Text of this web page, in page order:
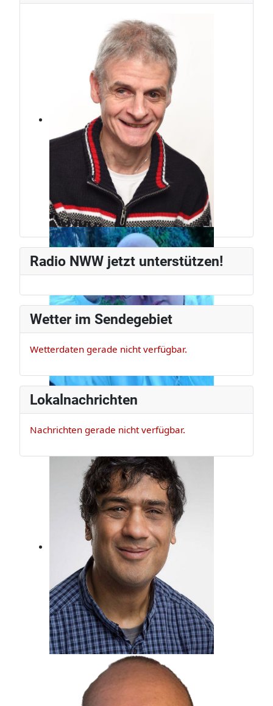
Jürg Weber
Radiomann, schon seit den frühen
80ern.
Er ist Musikexperte und Bassist, der
darf das!
Kindertraum erfüllt, Beim Radio
gelandet.
Radio NWW jetzt unterstützen!
Wetter im Sendegebiet
Wetterdaten gerade nicht verfügbar.
Lokalnachrichten
Nachrichten gerade nicht verfügbar.